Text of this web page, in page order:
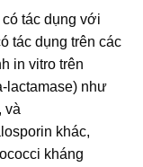
tác dụng với
tác dụng trên các
in vitro trên
lactamase) như
và
khác,
kháng